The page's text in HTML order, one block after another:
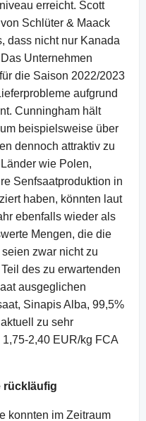
erreicht. Scott
Schlüter & Maack
dass nicht nur Kanada
Unternehmen
die Saison 2022/2023
aufgrund
Cunningham hält
beispielsweise über
dennoch attraktiv zu
wie Polen,
Senfsaatproduktion in
haben, könnten laut
ebenfalls wieder als
Mengen, die die
zwar nicht zu
des zu erwartenden
ausgeglichen
Sinapis Alba, 99,5%
zu sehr
2,40 EUR/kg FCA
rückläufig
konnten im Zeitraum